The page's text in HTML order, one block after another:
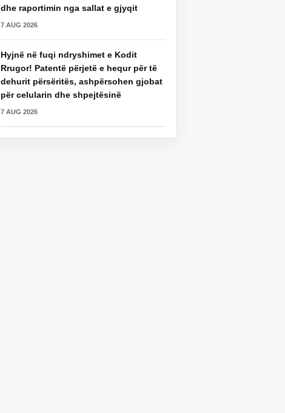
dhe raportimin nga sallat e gjyqit
7 AUG 2026
Hyjnë në fuqi ndryshimet e Kodit
Rrugor! Patentë përjetë e hequr për të
dehurit përsëritës, ashpërsohen gjobat
për celularin dhe shpejtësinë
7 AUG 2026